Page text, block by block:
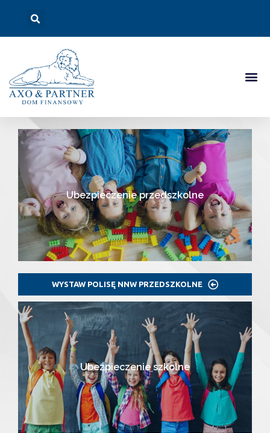
Ubezpieczenie przedszkolne
WYSTAW POLISĘ NNW PRZEDSZKOLNE
Ubezpieczenie szkolne